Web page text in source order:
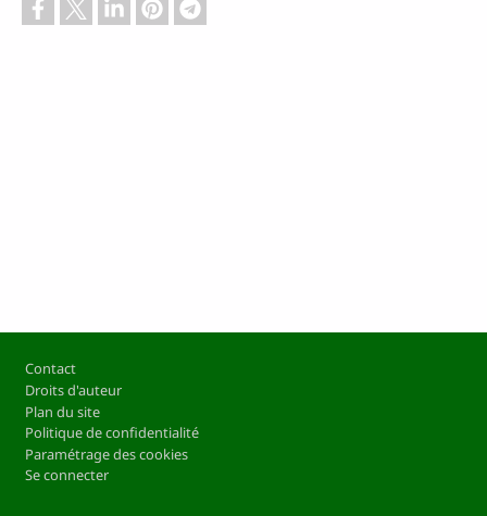
Pied de page
Contact
Droits d'auteur
Plan du site
Politique de confidentialité
Paramétrage des cookies
Se connecter